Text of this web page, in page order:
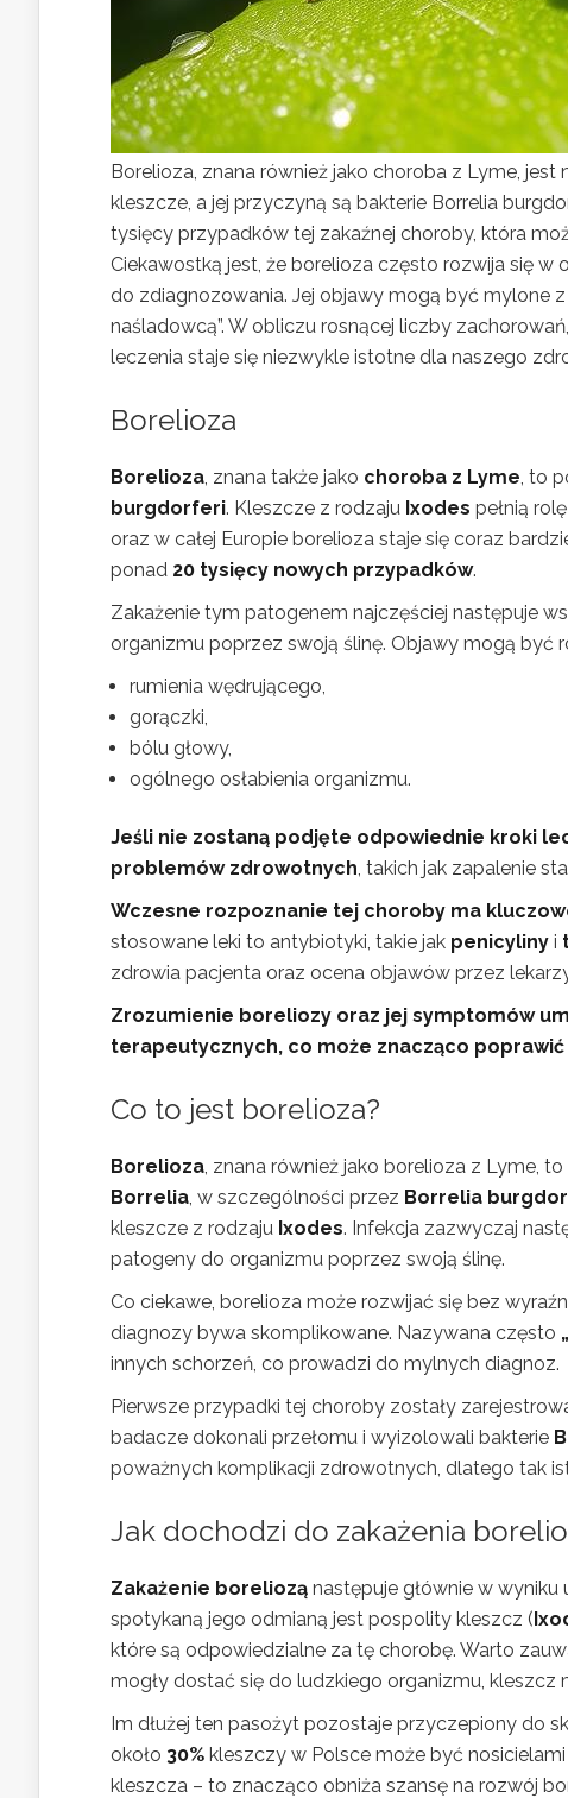
Borelioza, znana również jako choroba z Lyme,
kleszcze, a jej przyczyną są bakterie Borrelia
tysięcy przypadków tej zakaźnej choroby, która
Ciekawostką jest, że borelioza często rozwija się
do zdiagnozowania. Jej objawy mogą być mylone
naśladowcą”. W obliczu rosnącej liczby
leczenia staje się niezwykle istotne dla naszego
Borelioza
Borelioza, znana także jako choroba z Lyme, to
burgdorferi. Kleszcze z rodzaju Ixodes pełnią
oraz w całej Europie borelioza staje się coraz
ponad 20 tysięcy nowych przypadków.
Zakażenie tym patogenem najczęściej następuje
organizmu poprzez swoją ślinę. Objawy mogą być
rumienia wędrującego,
gorączki,
bólu głowy,
ogólnego osłabienia organizmu.
Jeśli nie zostaną podjęte odpowiednie kroki
problemów zdrowotnych, takich jak zapalenie
Wczesne rozpoznanie tej choroby ma
stosowane leki to antybiotyki, takie jak penicyliny i
zdrowia pacjenta oraz ocena objawów przez
Zrozumienie boreliozy oraz jej symptomów
terapeutycznych, co może znacząco
Co to jest borelioza?
Borelioza, znana również jako borelioza z Lyme,
Borrelia, w szczególności przez Borrelia
kleszcze z rodzaju Ixodes. Infekcja zazwyczaj
patogeny do organizmu poprzez swoją ślinę.
Co ciekawe, borelioza może rozwijać się bez
diagnozy bywa skomplikowane. Nazywana często
innych schorzeń, co prowadzi do mylnych diagnoz.
Pierwsze przypadki tej choroby zostały
badacze dokonali przełomu i wyizolowali bakterie
poważnych komplikacji zdrowotnych, dlatego tak
Jak dochodzi do zakażenia
Zakażenie boreliozą następuje głównie w
spotykaną jego odmianą jest pospolity kleszcz (
które są odpowiedzialne za tę chorobę. Warto
mogły dostać się do ludzkiego organizmu, kleszcz
Im dłużej ten pasożyt pozostaje przyczepiony do
około 30% kleszczy w Polsce może być nosicielami
kleszcza – to znacząco obniża szansę na rozwój